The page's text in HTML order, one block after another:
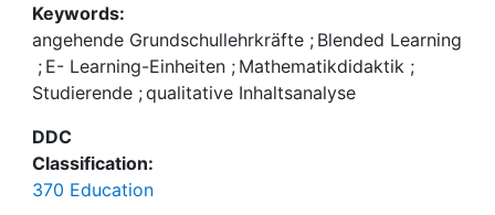
Veränderungen sie sich gewünscht hätten.
Keywords:
angehende Grundschullehrkräfte ; Blended Learning
; E- Learning-Einheiten ; Mathematikdidaktik ;
Studierende ;qualitative Inhaltsanalyse
DDC
Classification:
370 Education